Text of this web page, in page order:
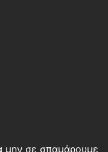
μην σε σπαμάρουμε